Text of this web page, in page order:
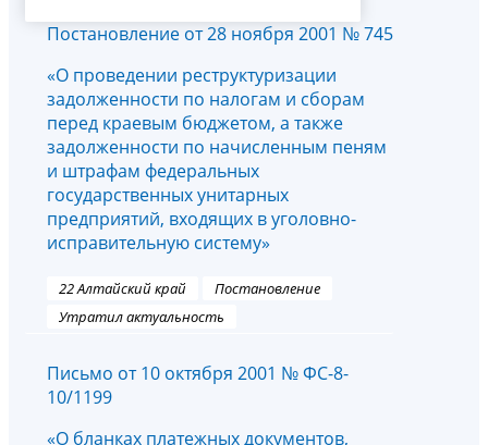
Постановление от 28 ноября 2001 № 745
«О проведении реструктуризации
задолженности по налогам и сборам
перед краевым бюджетом, а также
задолженности по начисленным пеням
и штрафам федеральных
государственных унитарных
предприятий, входящих в уголовно-
исправительную систему»
22 Алтайский край
Постановление
Утратил актуальность
Письмо от 10 октября 2001 № ФС-8-
10/1199
«О бланках платежных документов,